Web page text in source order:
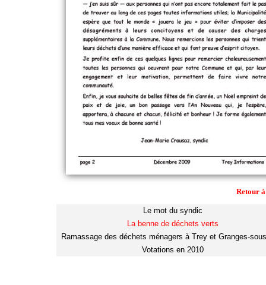
Retour
Le mot du syndic
La benne de déchets verts
Ramassage des déchets ménagers à Trey et Granges-
Votations en 2010